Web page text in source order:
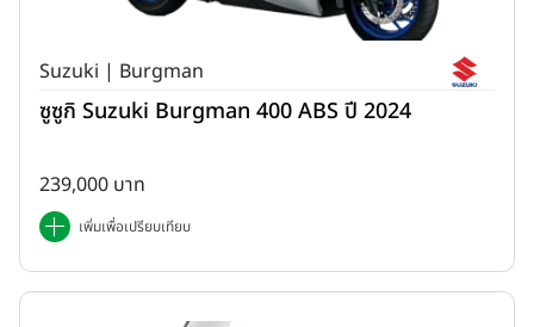
Suzuki | Burgman
ซูซูกิ Suzuki Burgman 400 ABS ปี 2024
239,000 บาท
เพิ่มเพื่อเปรียบเทียบ